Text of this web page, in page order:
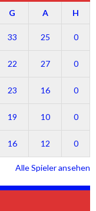
G A H
33 25 0
22 27 0
23 16 0
19 10 0
16 12 0
Alle Spieler ansehen